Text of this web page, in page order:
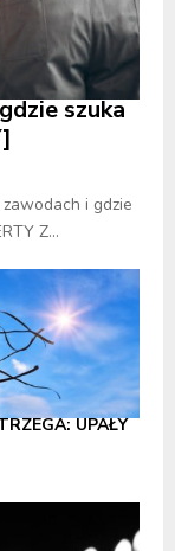
szuka
i gdzie
Z...
UPAŁY